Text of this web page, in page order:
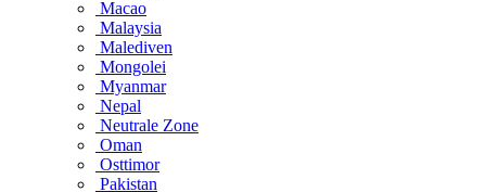
Macao
Malaysia
Malediven
Mongolei
Myanmar
Nepal
Neutrale Zone
Oman
Osttimor
Pakistan